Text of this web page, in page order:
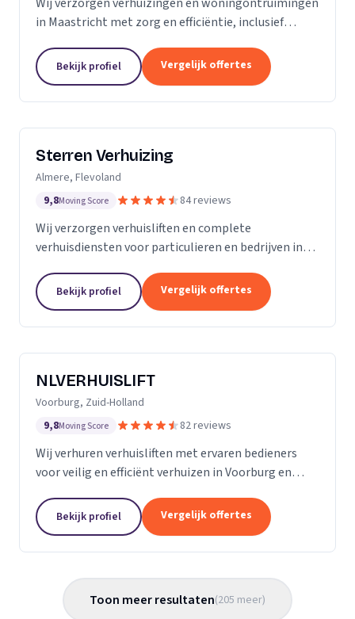
in Maastricht met zorg en efficiëntie, inclusief
Bekijk profiel Vergelijk offertes
Sterren Verhuizing
Almere, Flevoland
9,8Moving Score 84 reviews
Wij verzorgen verhuisliften en complete
verhuisdiensten voor particulieren en bedrijven in
Bekijk profiel Vergelijk offertes
NLVERHUISLIFT
Voorburg, Zuid-Holland
9,8Moving Score 82 reviews
Wij verhuren verhuisliften met ervaren bedieners
voor veilig en efficiënt verhuizen in Voorburg en
Bekijk profiel Vergelijk offertes
Toon meer resultaten(205 meer)